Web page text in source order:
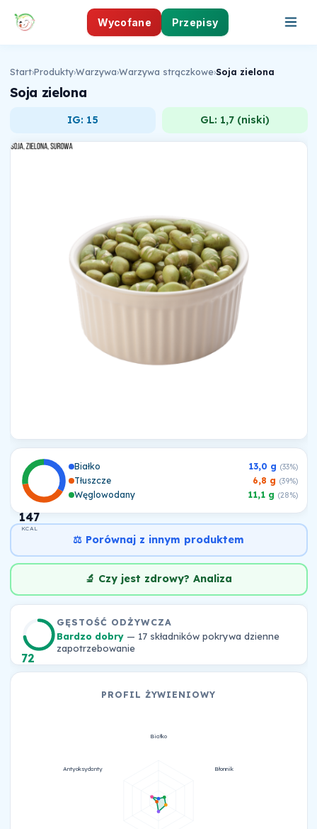
Wycofane Przepisy
Start›Produkty›Warzywa›Warzywa strączkowe›Soja zielona
Soja zielona
IG: 15 GL: 1,7 (niski)
147
KCAL
Białko 13,0 g (33%)
Tłuszcze 6,8 g (39%)
Węglowodany 11,1 g (28%)
⚖️ Porównaj z innym produktem
🔬 Czy jest zdrowy? Analiza
72
GĘSTOŚĆ ODŻYWCZA
Bardzo dobry— 17 składników pokrywa dzienne
zapotrzebowanie
PROFIL ŻYWIENIOWY
Białko
Błonnik
Antyoksydanty